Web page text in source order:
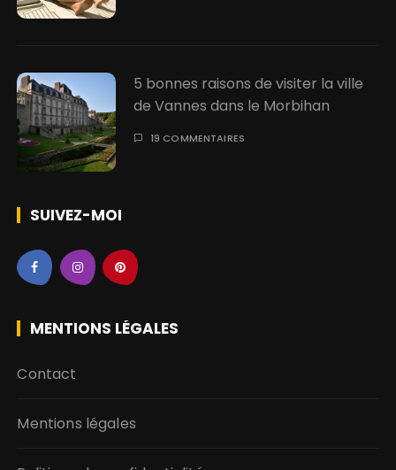
5 bonnes raisons de visiter la ville
de Vannes dans le Morbihan
19 COMMENTAIRES
SUIVEZ-MOI
MENTIONS LÉGALES
Contact
Mentions légales